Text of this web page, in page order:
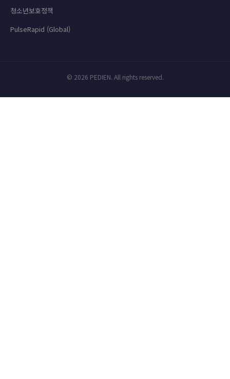
청소년보호정책
PulseRapid (Global)
© 2026 PEDIEN. All rights reserved.